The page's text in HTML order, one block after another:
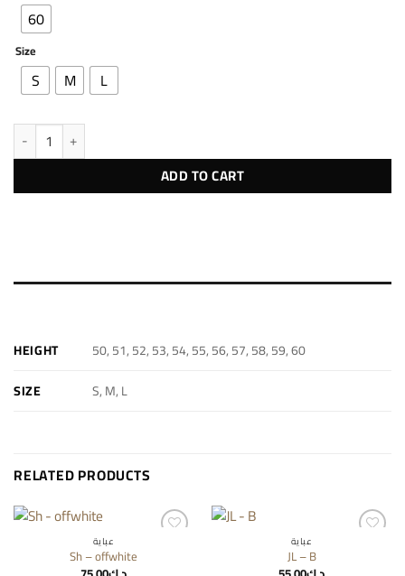
60
Size
S M L
كود : H1RO quantity
ADD TO CART
HEIGHT
50, 51, 52, 53, 54, 55, 56, 57, 58, 59, 60
SIZE
S, M, L
RELATED PRODUCTS
عباية
Sh – offwhite
عباية
JL – B